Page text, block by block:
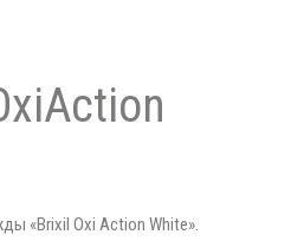
«Brixil Oxi Action White».